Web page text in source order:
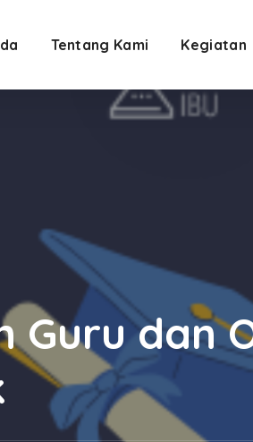
Tentang Kami Kegiatan
Guru dan